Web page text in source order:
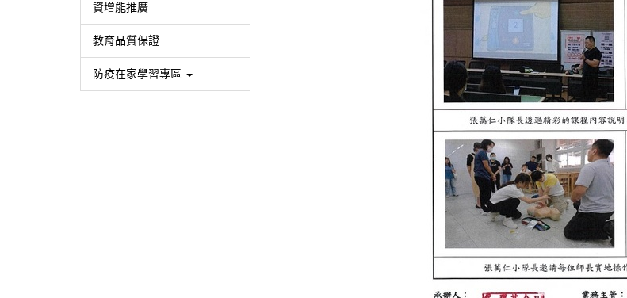
資增能推廣
教育品質保證
防疫在家學習專區